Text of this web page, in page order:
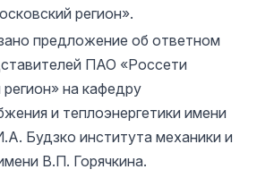
регион».
предложение об ответном
ПАО «Россети
на кафедру
и теплоэнергетики имени
Будзко института механики и
В.П. Горячкина.